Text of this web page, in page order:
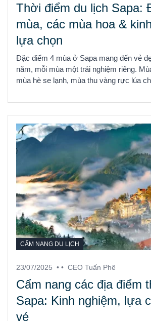
Thời điểm du lịch Sapa:
mùa, các mùa hoa &
lựa chọn
Đặc điểm 4 mùa ở Sapa mang đến vẻ
năm, mỗi mùa một trải nghiệm riêng.
mùa hè se lạnh, mùa thu vàng rực lúa
CẨM NANG DU LỊCH
23/07/2025 • • CEO Tuấn Phê
Cẩm nang các địa điểm
Sapa: Kinh nghiệm, lựa
vé